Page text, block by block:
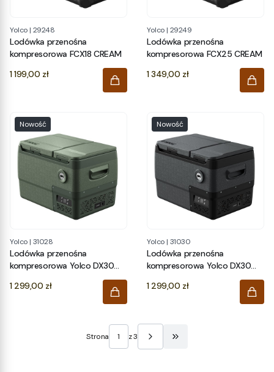
Yolco | 29248
Lodówka przenośna
kompresorowa FCX18 CREAM
Cena
1 199,00 zł
Yolco | 29249
Lodówka przenośna
kompresorowa FCX25 CREAM
Cena
1 349,00 zł
Nowość
Yolco | 31028
Lodówka przenośna
kompresorowa Yolco DX30
Cena
1 299,00 zł
Nowość
Yolco | 31030
Lodówka przenośna
kompresorowa Yolco DX30
Cena
1 299,00 zł
Strona z 3 Przejdź do ostatniej